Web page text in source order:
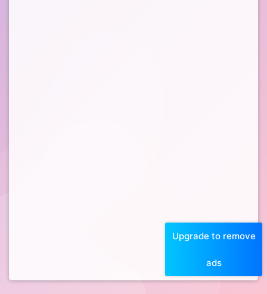
Upgrade to remove
ads